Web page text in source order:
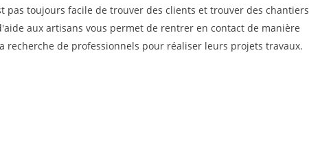
toujours facile de trouver des clients et trouver des chantiers
aux artisans vous permet de rentrer en contact de manière
recherche de professionnels pour réaliser leurs projets travaux.